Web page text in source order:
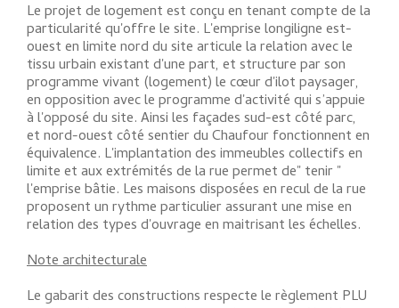
Le projet de logement est conçu en tenant compte de la
particularité qu'offre le site. L'emprise longiligne est-
ouest en limite nord du site articule la relation avec le
tissu urbain existant d'une part, et structure par son
programme vivant (logement) le cœur d'ilot paysager,
en opposition avec le programme d'activité qui s’appuie
à l'opposé du site. Ainsi les façades sud-est côté parc,
et nord-ouest côté sentier du Chaufour fonctionnent en
équivalence. L'implantation des immeubles collectifs en
limite et aux extrémités de la rue permet de" tenir "
l'emprise bâtie. Les maisons disposées en recul de la rue
proposent un rythme particulier assurant une mise en
relation des types d'ouvrage en maitrisant les échelles.
Note architecturale
Le gabarit des constructions respecte le règlement PLU